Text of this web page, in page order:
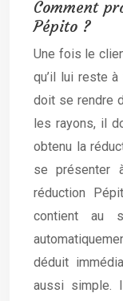
Comment
Pépito ?
Une fois le
qu’il lui reste à
doit se rendre
les rayons, il
obtenu la
se présenter
réduction
contient au
déduit
aussi simple.